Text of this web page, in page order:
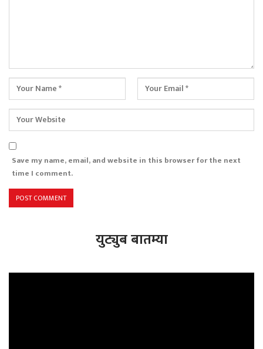
Save my name, email, and website in this browser for the next
time I comment.
युट्युब बातम्या